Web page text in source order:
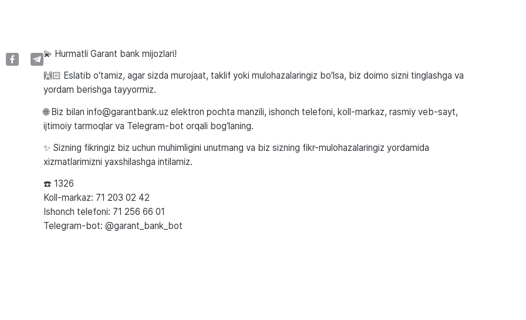
💫 Hurmatli Garant bank mijozlari!
🙌🏻 Eslatib o'tamiz, agar sizda murojaat, taklif yoki mulohazalaringiz bo'lsa, biz doimo sizni tinglashga va
yordam berishga tayyormiz.
🌐 Biz bilan info@garantbank.uz elektron pochta manzili, ishonch telefoni, koll-markaz, rasmiy veb-sayt,
ijtimoiy tarmoqlar va Telegram-bot orqali bog‘laning.
✨ Sizning fikringiz biz uchun muhimligini unutmang va biz sizning fikr-mulohazalaringiz yordamida
xizmatlarimizni yaxshilashga intilamiz.
☎️ 1326
Koll-markaz: 71 203 02 42
Ishonch telefoni: 71 256 66 01
Telegram-bot: @garant_bank_bot